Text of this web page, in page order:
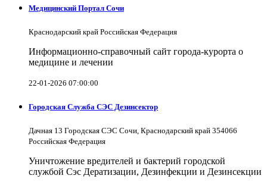
Медицинский Портал Сочи
Краснодарский край Российская Федерация
Информационно-справочный сайт города-курорта о
медицине и лечении
22-01-2026 07:00:00
Городская Служба СЭС Дезинсектор
Дачная 13 Городская СЭС Сочи, Краснодарский край 354066
Российская Федерация
Уничтожение вредителей и бактерий городской
службой Сэс Дератизации, Дезинфекции и Дезинсекции